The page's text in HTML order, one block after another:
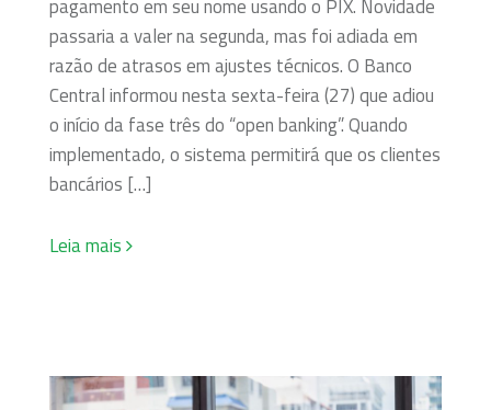
pagamento em seu nome usando o PIX. Novidade
passaria a valer na segunda, mas foi adiada em
razão de atrasos em ajustes técnicos. O Banco
Central informou nesta sexta-feira (27) que adiou
o início da fase três do “open banking”. Quando
implementado, o sistema permitirá que os clientes
bancários […]
Leia mais